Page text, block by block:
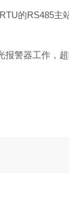
的RS485主
报警器工作，